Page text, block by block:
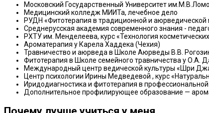
Московский Государственный Университет
Медицинский колледж МИИТа, лечебное дело
РУДН «Фитотерапия в традиционной и аюрведической
Среднерусская академия современного знания -
РХТУ им. Менделеева, курс «Технология
Ароматерапия у Карела Хаддека (Чехия)
Травничество и аюрведа в Школе Аюрведы В.В.
Фитотерапия в Школе семейного травничества у О.А.
Международный центр ведической культуры «Шри
Центр психологии Ирины Медведевой , курс
Иридодиагностика и фитотерапия в
Дополнительное профилирующее образование —